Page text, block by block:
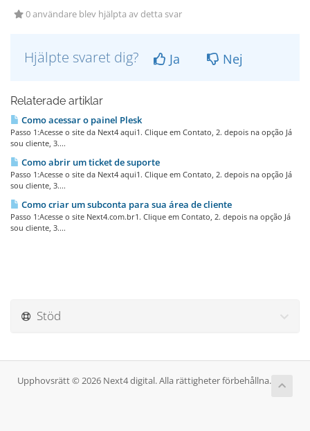
0 användare blev hjälpta av detta svar
Hjälpte svaret dig? Ja Nej
Relaterade artiklar
Como acessar o painel Plesk
Passo 1:Acesse o site da Next4 aqui1. Clique em Contato, 2. depois na opção Já
sou cliente, 3....
Como abrir um ticket de suporte
Passo 1:Acesse o site da Next4 aqui1. Clique em Contato, 2. depois na opção Já
sou cliente, 3....
Como criar um subconta para sua área de cliente
Passo 1:Acesse o site Next4.com.br1. Clique em Contato, 2. depois na opção Já
sou cliente, 3....
Stöd
Upphovsrätt © 2026 Next4 digital. Alla rättigheter förbehållna.